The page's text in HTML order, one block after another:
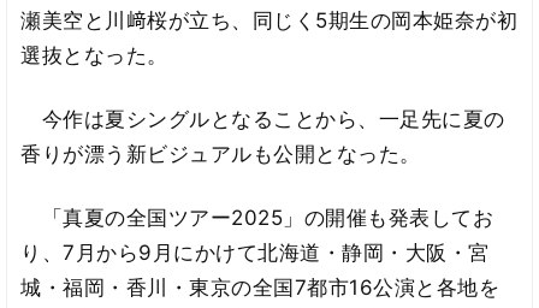
瀬美空と川﨑桜が立ち、同じく5期生の岡本姫奈が初
選抜となった。
今作は夏シングルとなることから、一足先に夏の
香りが漂う新ビジュアルも公開となった。
「真夏の全国ツアー2025」の開催も発表してお
り、7月から9月にかけて北海道・静岡・大阪・宮
城・福岡・香川・東京の全国7都市16公演と各地を